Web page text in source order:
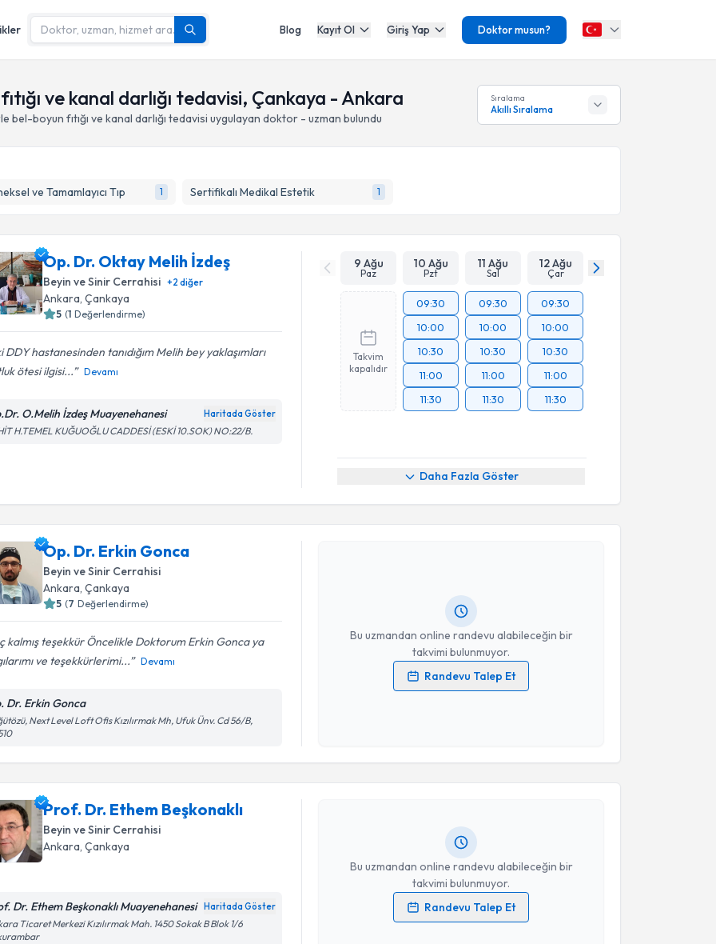
Blog Kayıt Ol Giriş Yap Doktor musun?
ve kanal darlığı tedavisi, Çankaya - Ankara
bel-boyun fıtığı ve kanal darlığı tedavisi uygulayan doktor - uzman bulundu
Sıralama
Akıllı Sıralama
ve Tamamlayıcı Tıp 1 Sertifikalı Medikal Estetik 1
Op. Dr. Oktay Melih İzdeş
Beyin ve Sinir Cerrahisi +2 diğer
Ankara, Çankaya
5 (1 Değerlendirme)
DDY hastanesinden tanıdığım Melih bey yaklaşımları
ötesi ilgisi...
Devamı
O.Melih İzdeş Muayenehanesi Haritada Göster
H.TEMEL KUĞUOĞLU CADDESİ (ESKİ 10.SOK) NO:22/B.
9 Ağu
Paz
10 Ağu
Pzt
11 Ağu
Sal
12 Ağu
Çar
Takvim
kapalıdır
09:30
10:00
10:30
11:00
11:30
09:30
10:00
10:30
11:00
11:30
09:30
10:00
10:30
11:00
11:30
Daha Fazla Göster
Op. Dr. Erkin Gonca
Beyin ve Sinir Cerrahisi
Ankara , Çankaya
5 (7 Değerlendirme)
kalmış teşekkür Öncelikle Doktorum Erkin Gonca ya
ve teşekkürlerimi...
Devamı
Dr. Erkin Gonca
Next Level Loft Ofis Kızılırmak Mh, Ufuk Ünv. Cd 56/B,
Bu uzmandan online randevu alabileceğin bir
takvimi bulunmuyor.
Randevu Talep Et
Kişisel verilerimin işlenmesine ilişkinAydınlatma Metni
Prof. Dr. Ethem Beşkonaklı
Beyin ve Sinir Cerrahisi
Ankara , Çankaya
Dr. Ethem Beşkonaklı Muayenehanesi Haritada Göster
Ticaret Merkezi Kızılırmak Mah. 1450 Sokak B Blok 1/6
Bu uzmandan online randevu alabileceğin bir
takvimi bulunmuyor.
Randevu Talep Et
Prof. Dr. Ethem Beşkonaklıiçin randevu takvimi talebi
oluşturun. Size bu uzmandan randevu almanız için bir takvim
Kişisel verilerimin işlenmesine ilişkinAydınlatma Metni